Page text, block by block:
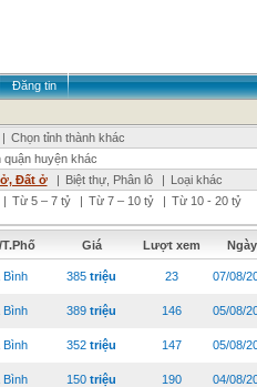
Đăng tin
| Chọn tỉnh thành khác
quận huyện khác
Đất ở | Biệt thự, Phân lô | Loại khác
| Từ 5 – 7 tỷ | Từ 7 – 10 tỷ | Từ 10 - 20 tỷ
Giá Lượt xem
Ngày
Bình 385 triệu 23 07/08/
Bình 389 triệu 146 05/08/
Bình 352 triệu 147 05/08/
Bình 150 triệu 190 04/08/